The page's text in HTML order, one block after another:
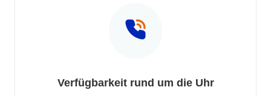
Verfügbarkeit rund um die Uhr